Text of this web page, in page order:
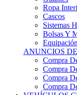
Cascos
Sistemas
Bolsas Y
ANUNCIOS
Compra
Compra
Compra
Compra
VEHÍCULOS
VEHÍCULOS